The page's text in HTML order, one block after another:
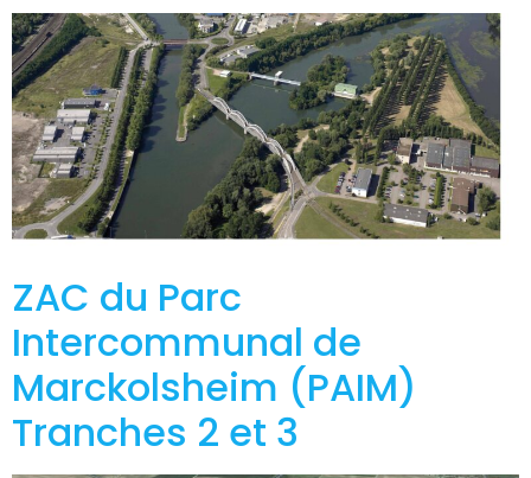
ZAC du Parc
Intercommunal de
Marckolsheim (PAIM)
Tranches 2 et 3